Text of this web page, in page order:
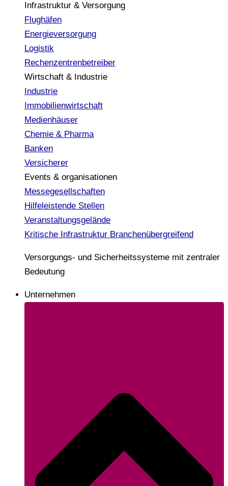
Infrastruktur & Versorgung
Flughäfen
Energieversorgung
Logistik
Rechenzentrenbetreiber
Wirtschaft & Industrie
Industrie
Immobilienwirtschaft
Medienhäuser
Chemie & Pharma
Banken
Versicherer
Events & organisationen
Messegesellschaften
Hilfeleistende Stellen
Veranstaltungsgelände
Kritische Infrastruktur Branchenübergreifend
Versorgungs- und Sicherheitssysteme mit zentraler
Bedeutung
Unternehmen